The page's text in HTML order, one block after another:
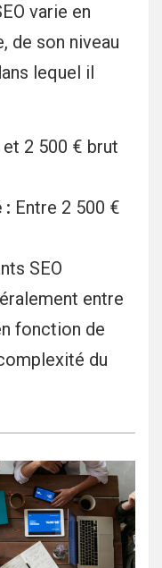
varie en
de son niveau
lequel il
2 500 € brut
: Entre 2 500 €
SEO
entre
fonction de
du